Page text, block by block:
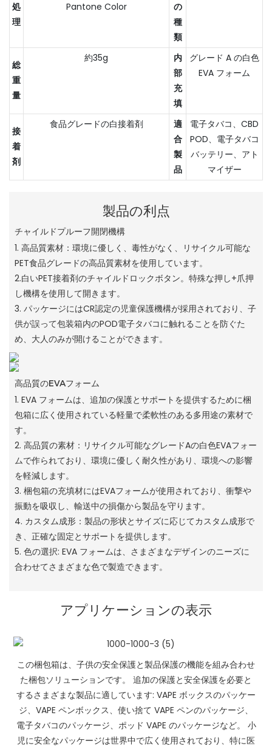
処
理
Pantone Color
の
種
類
総
重
量
約35g
内
部
充
填
グレード A の白色
EVA フォーム
接
着
剤
食品グレードの白接着剤
適
合
製
品
電子タバコ、CBD
POD、電子タバコ
バッテリー、アト
マイザー
製品の利点
チャイルドプルーフ開閉機構
1. 高品質素材：環境に優しく、毒性がなく、リサイクル可能な
PET食品グレードの高品質素材を使用しています。
2.白いPET接着剤のチャイルドロックボタン。特殊な押し+爪押
し機構を使用して開きます。
3. パッケージにはCR認定の児童保護機構が採用されており、子
供が誤って包装箱内のPOD電子タバコに触れることを防ぐた
め、大人のみが開けることができます。
高品質のEVAフォーム
1. EVA フォームは、追加の保護とサポートを提供するために梱
包箱に広く使用されている軽量で柔軟性のある多用途の素材で
す。
2. 高品質の素材：リサイクル可能なグレードAの白色EVAフォー
ムで作られており、環境に優しく耐久性があり、環境への影響
を軽減します。
3. 梱包箱の充填材にはEVAフォームが使用されており、衝撃や
振動を吸収し、輸送中の損傷から製品を守ります。
4. カスタム成形：製品の形状とサイズに応じてカスタム成形で
き、正確な固定とサポートを提供します。
5. 色の選択: EVA フォームは、さまざまなデザインのニーズに
合わせてさまざまな色で製造できます。
アプリケーションの表示
この梱包箱は、子供の安全保護と製品保護の機能を組み合わせ
た梱包ソリューションです。 追加の保護と安全保護を必要と
するさまざまな製品に適しています: VAPE ボックスのパッケー
ジ、VAPE ペンボックス、使い捨て VAPE ペンのパッケージ、
電子タバコのパッケージ、ポッド VAPE のパッケージなど。 小
児に安全なパッケージは世界中で広く使用されており、特に医